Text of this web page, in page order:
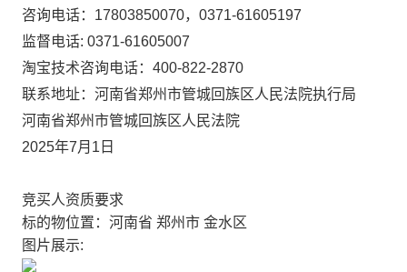
咨询电话： 17803850070， 0371-61605197
监督电话: 0371-61605007
淘宝技术咨询电话： 400-822-2870
联系地址： 河南省郑州市管城回族区人民法院执行局
河南省郑州市管城回族区人民法院
2025年7月1日
竞买人资质要求
标的物位置：河南省 郑州市 金水区
图片展示: